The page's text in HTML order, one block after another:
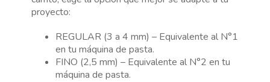
proyecto:
REGULAR (3 a 4 mm) – Equivalente al N°1
en tu máquina de pasta.
FINO (2,5 mm) – Equivalente al N°2 en tu
máquina de pasta.